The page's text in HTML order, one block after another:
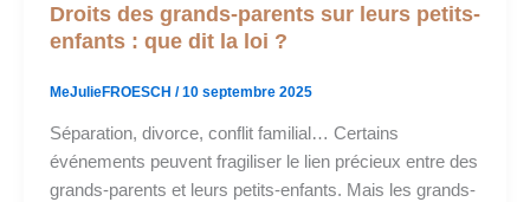
Droits des grands-parents sur leurs petits-
enfants : que dit la loi ?
MeJulieFROESCH /10 septembre 2025
Séparation, divorce, conflit familial… Certains
événements peuvent fragiliser le lien précieux entre des
grands-parents et leurs petits-enfants. Mais les grands-